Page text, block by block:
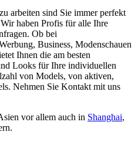
arbeiten sind Sie immer perfekt
haben Profis für alle Ihre
Ob bei
Business, Modenschauen
Ihnen die am besten
Looks für Ihre individuellen
von Models, von aktiven,
Nehmen Sie Kontakt mit uns
vor allem auch in Shanghai,